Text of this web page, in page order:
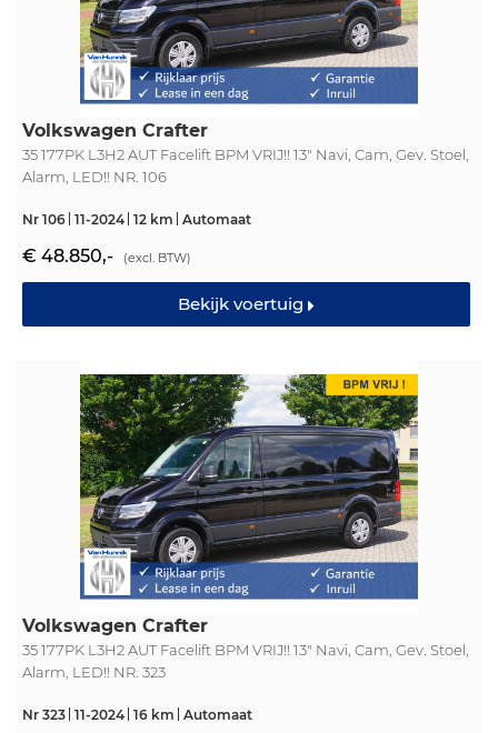
Volkswagen Crafter
35 177PK L3H2 AUT Facelift BPM VRIJ!! 13" Navi, Cam, Gev. Stoel,
Alarm, LED!! NR. 106
Nr 106 11-2024 12 km Automaat
€ 48.850,- (excl. BTW)
Bekijk voertuig
Volkswagen Crafter
35 177PK L3H2 AUT Facelift BPM VRIJ!! 13" Navi, Cam, Gev. Stoel,
Alarm, LED!! NR. 323
Nr 323 11-2024 16 km Automaat